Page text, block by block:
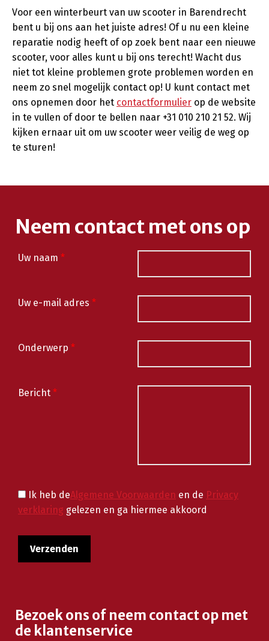
Voor een winterbeurt van uw scooter in Barendrecht
bent u bij ons aan het juiste adres! Of u nu een kleine
reparatie nodig heeft of op zoek bent naar een nieuwe
scooter, voor alles kunt u bij ons terecht! Wacht dus
niet tot kleine problemen grote problemen worden en
neem zo snel mogelijk contact op! U kunt contact met
ons opnemen door het contactformulier op de website
in te vullen of door te bellen naar +31 010 210 21 52. Wij
kijken ernaar uit om uw scooter weer veilig de weg op
te sturen!
Neem contact met ons op
Uw naam *
Uw e-mail adres *
Onderwerp *
Bericht *
Ik heb deAlgemene Voorwaarden en de Privacy
verklaring gelezen en ga hiermee akkoord
Bezoek ons of neem contact op met
de klantenservice